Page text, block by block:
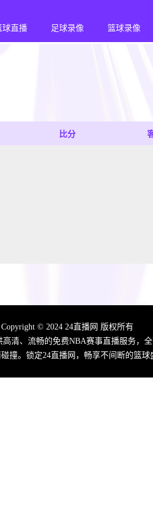
球直播 足球录像 篮球录像
比分
Copyright © 2024 24直播网 版权所有
清、流畅的免费NBA赛事直播服务，
撞。锁定24直播网，畅享不间断的篮球